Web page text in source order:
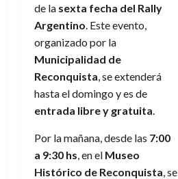
de la sexta fecha del Rally
Argentino . Este evento,
organizado por la
Municipalidad de
Reconquista , se extenderá
hasta el domingo y es de
entrada libre y gratuita
Por la mañana, desde las 7:00
a 9:30 hs , en el Museo
Histórico de Reconquista , se